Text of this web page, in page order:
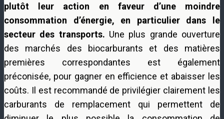
plutôt leur action en faveur d’une moindre
consommation d’énergie, en particulier dans le
secteur des transports. Une plus grande ouverture
des marchés des biocarburants et des matières
premières correspondantes est également
préconisée, pour gagner en efficience et abaisser les
coûts. Il est recommandé de privilégier clairement les
carburants de remplacement qui permettent de